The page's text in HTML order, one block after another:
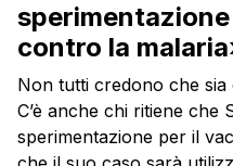
contro la
Non tutti credono che sia
C’è anche chi ritiene che
sperimentazione per il